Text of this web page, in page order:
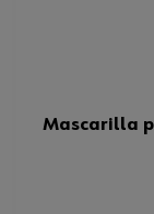
Mascarilla